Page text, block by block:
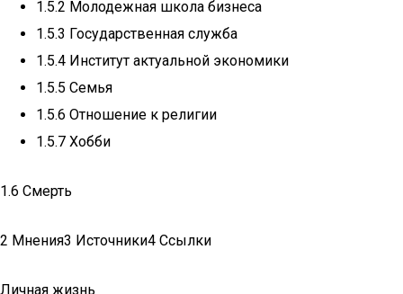
1.5.2 Молодежная школа бизнеса
1.5.3 Государственная служба
1.5.4 Институт актуальной экономики
1.5.5 Семья
1.5.6 Отношение к религии
1.5.7 Хобби
1.6 Смерть
2 Мнения3 Источники4 Ссылки
Личная жизнь